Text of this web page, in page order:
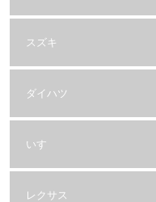
スズキ
ダイハツ
いすゞ
レクサス